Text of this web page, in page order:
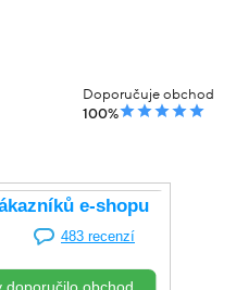
Doporučuje obchod
100%